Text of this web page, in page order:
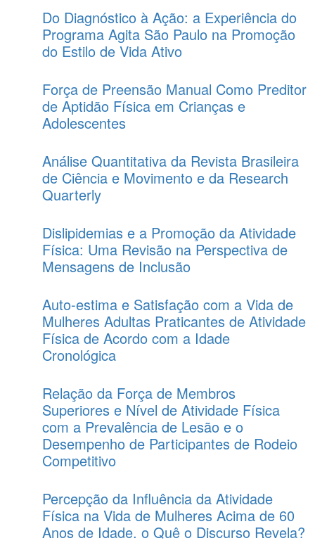
Do Diagnóstico à Ação: a Experiência do
Programa Agita São Paulo na Promoção
do Estilo de Vida Ativo
Força de Preensão Manual Como Preditor
de Aptidão Física em Crianças e
Adolescentes
Análise Quantitativa da Revista Brasileira
de Ciência e Movimento e da Research
Quarterly
Dislipidemias e a Promoção da Atividade
Física: Uma Revisão na Perspectiva de
Mensagens de Inclusão
Auto-estima e Satisfação com a Vida de
Mulheres Adultas Praticantes de Atividade
Física de Acordo com a Idade
Cronológica
Relação da Força de Membros
Superiores e Nível de Atividade Física
com a Prevalência de Lesão e o
Desempenho de Participantes de Rodeio
Competitivo
Percepção da Influência da Atividade
Física na Vida de Mulheres Acima de 60
Anos de Idade. o Quê o Discurso Revela?